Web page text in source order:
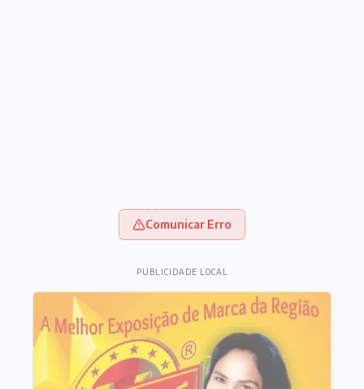
Comunicar Erro
PUBLICIDADE LOCAL